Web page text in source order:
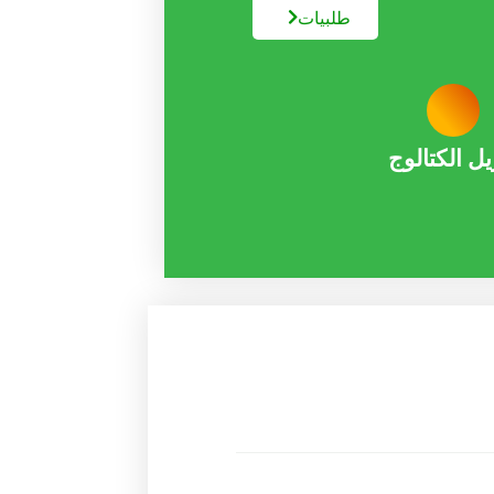
طلبیات
الکتالوج